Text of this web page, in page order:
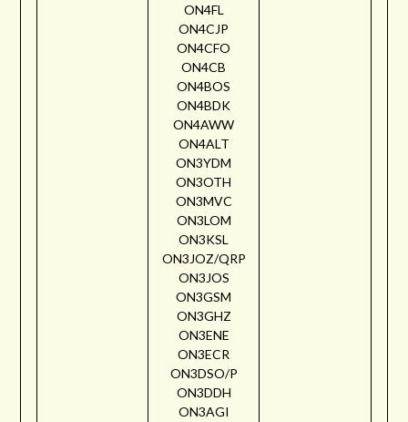
ON4FL
ON4CJP
ON4CFO
ON4CB
ON4BOS
ON4BDK
ON4AWW
ON4ALT
ON3YDM
ON3OTH
ON3MVC
ON3LOM
ON3KSL
ON3JOZ/QRP
ON3JOS
ON3GSM
ON3GHZ
ON3ENE
ON3ECR
ON3DSO/P
ON3DDH
ON3AGI